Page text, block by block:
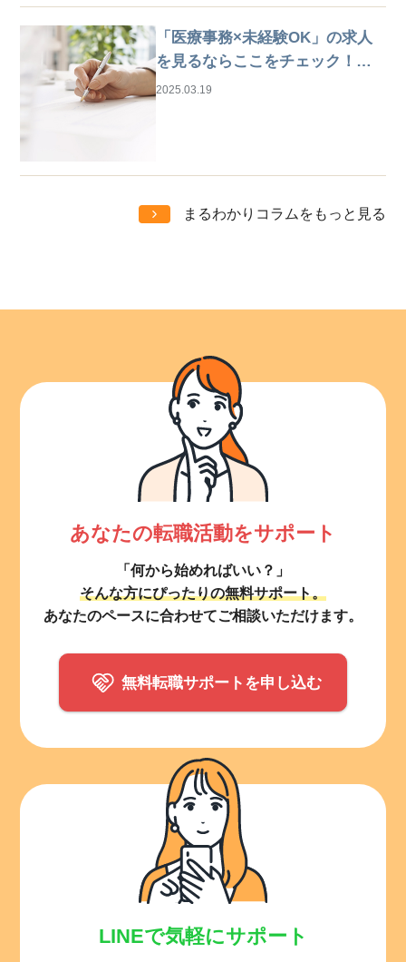
「医療事務×未経験OK」の求人
を見るならここをチェック！は
じめての仕事探しガイド
2025.03.19
まるわかりコラムをもっと見る
あなたの転職活動をサポート
「何から始めればいい？」
そんな方にぴったりの無料サポート。
あなたのペースに合わせてご相談いただけます。
無料転職サポートを申し込む
LINEで気軽にサポート